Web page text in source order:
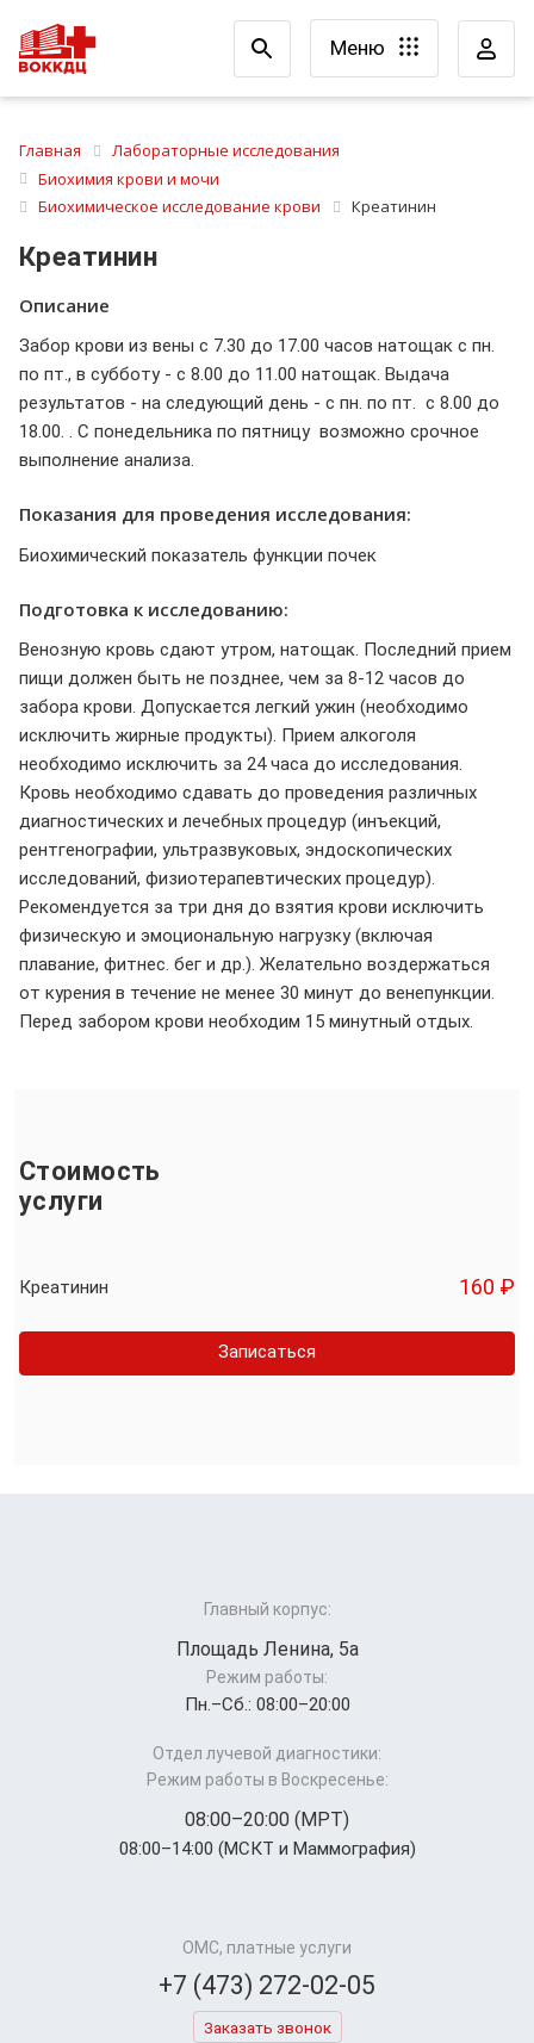
Меню
Главная
Лабораторные исследования
Биохимия крови и мочи
Биохимическое исследование крови
Креатинин
Креатинин
Описание
Забор крови из вены с 7.30 до 17.00 часов натощак с пн.
по пт., в субботу - с 8.00 до 11.00 натощак. Выдача
результатов - на следующий день - с пн. по пт. с 8.00 до
18.00. . С понедельника по пятницу возможно срочное
выполнение анализа.
Показания для проведения исследования:
Биохимический показатель функции почек
Подготовка к исследованию:
Венозную кровь сдают утром, натощак. Последний прием
пищи должен быть не позднее, чем за 8-12 часов до
забора крови. Допускается легкий ужин (необходимо
исключить жирные продукты). Прием алкоголя
необходимо исключить за 24 часа до исследования.
Кровь необходимо сдавать до проведения различных
диагностических и лечебных процедур (инъекций,
рентгенографии, ультразвуковых, эндоскопических
исследований, физиотерапевтических процедур).
Рекомендуется за три дня до взятия крови исключить
физическую и эмоциональную нагрузку (включая
плавание, фитнес. бег и др.). Желательно воздержаться
от курения в течение не менее 30 минут до венепункции.
Перед забором крови необходим 15 минутный отдых.
Стоимость
услуги
Креатинин 160 ₽
Записаться
Главный корпус:
Площадь Ленина, 5а
Режим работы:
Пн.–Cб.: 08:00–20:00
Отдел лучевой диагностики:
Режим работы в Воскресенье:
08:00–20:00 (МРТ)
08:00–14:00 (МСКТ и Маммография)
ОМС, платные услуги
+7 (473) 272-02-05
Заказать звонок